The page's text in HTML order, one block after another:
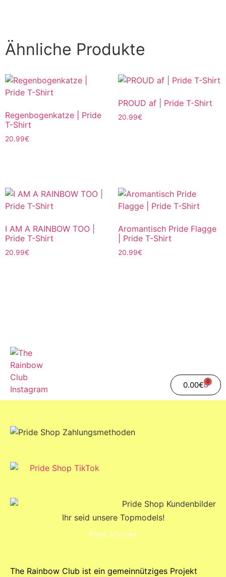
Ähnliche Produkte
Regenbogenkatze | Pride
T-Shirt
20.99€
PROUD af | Pride T-Shirt
20.99€
I AM A RAINBOW TOO |
Pride T-Shirt
20.99€
Aromantisch Pride Flagge
| Pride T-Shirt
20.99€
0.00€ 0
Ihr seid unsere Topmodels!
Fotos schicken
The Rainbow Club ist ein gemeinnütziges Projekt